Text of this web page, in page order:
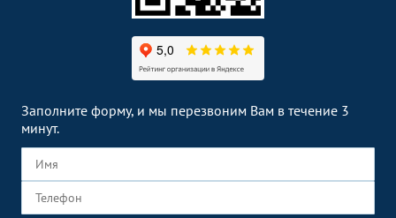
Заполните форму, и мы перезвоним Вам в течение 3
минут.